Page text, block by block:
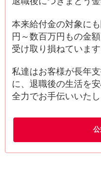
本来給付金の対象に
円～数百万円もの金
受け取り損ねています
私達はお客様が長年
に、退職後の生活を
全力でお手伝いいたし